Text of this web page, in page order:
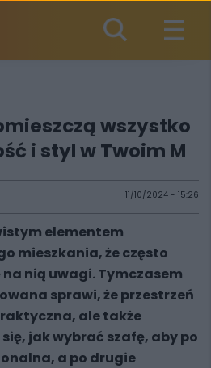
wszystko
i styl w Twoim M
11/10/2024 - 15:26
elementem
mieszkania, że często
nią uwagi. Tymczasem
sprawi, że przestrzeń
ale także
jak wybrać szafę, aby po
a po drugie